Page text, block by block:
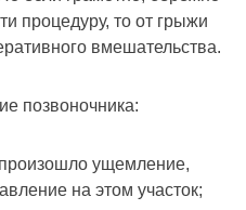
процедуру, то от грыжи
вмешательства.
позвоночника:
ущемление,
на этом участок;